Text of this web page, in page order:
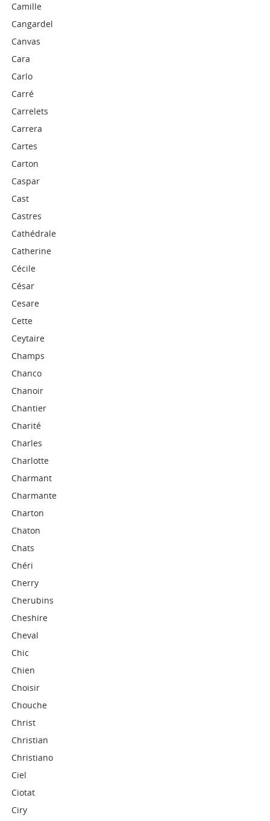
Camille
Cangardel
Canvas
Cara
Carlo
Carré
Carrelets
Carrera
Cartes
Carton
Caspar
Cast
Castres
Cathédrale
Catherine
Cécile
César
Cesare
Cette
Ceytaire
Champs
Chanco
Chanoir
Chantier
Charité
Charles
Charlotte
Charmant
Charmante
Charton
Chaton
Chats
Chéri
Cherry
Cherubins
Cheshire
Cheval
Chic
Chien
Choisir
Chouche
Christ
Christian
Christiano
Ciel
Ciotat
Ciry